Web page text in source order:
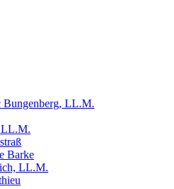
Bungenberg, LL.M.
LL.M.
Barke
LL.M.